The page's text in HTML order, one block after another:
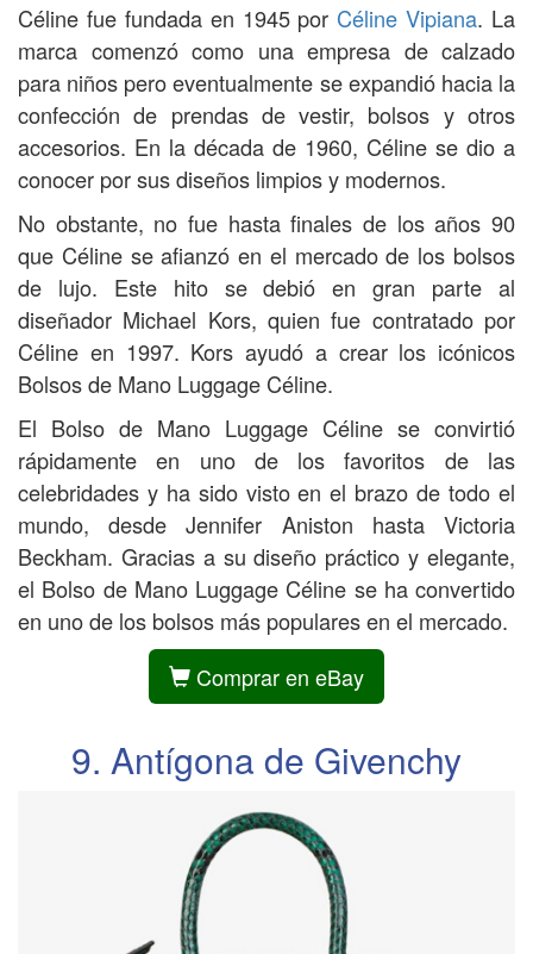
Céline fue fundada en 1945 por Céline Vipiana. La
marca comenzó como una empresa de calzado
para niños pero eventualmente se expandió hacia la
confección de prendas de vestir, bolsos y otros
accesorios. En la década de 1960, Céline se dio a
conocer por sus diseños limpios y modernos.
No obstante, no fue hasta finales de los años 90
que Céline se afianzó en el mercado de los bolsos
de lujo. Este hito se debió en gran parte al
diseñador Michael Kors, quien fue contratado por
Céline en 1997. Kors ayudó a crear los icónicos
Bolsos de Mano Luggage Céline.
El Bolso de Mano Luggage Céline se convirtió
rápidamente en uno de los favoritos de las
celebridades y ha sido visto en el brazo de todo el
mundo, desde Jennifer Aniston hasta Victoria
Beckham. Gracias a su diseño práctico y elegante,
el Bolso de Mano Luggage Céline se ha convertido
en uno de los bolsos más populares en el mercado.
Comprar en eBay
9. Antígona de Givenchy